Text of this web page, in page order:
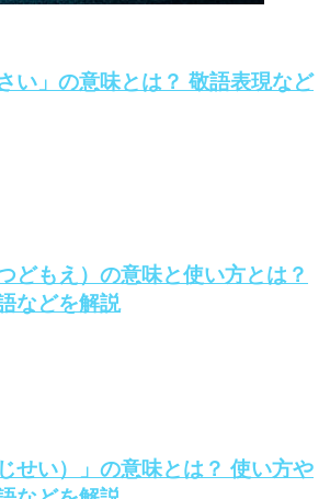
い」の意味とは？ 敬語表現など
どもえ）の意味と使い方とは？
などを解説
せい）」の意味とは？ 使い方や